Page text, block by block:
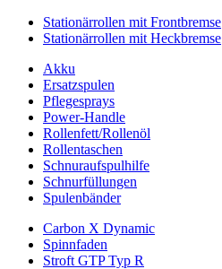
Stationärrollen mit Frontbremse
Stationärrollen mit Heckbremse
Akku
Ersatzspulen
Pflegesprays
Power-Handle
Rollenfett/Rollenöl
Rollentaschen
Schnuraufspulhilfe
Schnurfüllungen
Spulenbänder
Carbon X Dynamic
Spinnfaden
Stroft GTP Typ R